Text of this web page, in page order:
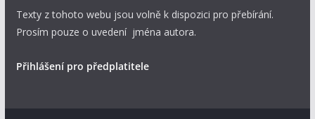
Texty z tohoto webu jsou volně k dispozici pro přebírání.
Prosím pouze o uvedení jména autora.
Přihlášení pro předplatitele